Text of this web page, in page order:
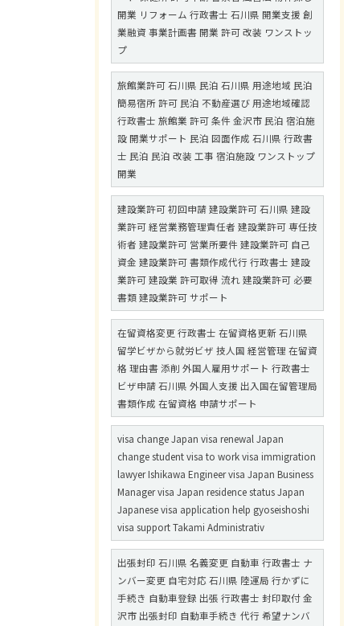
開業 リフォーム 行政書士 石川県 開業支援 創
業融資 事業計画書 開業 許可 改装 ワンストッ
プ
旅館業許可 石川県 民泊 石川県 用途地域 民泊
簡易宿所 許可 民泊 不動産選び 用途地域確認
行政書士 旅館業 許可 条件 金沢市 民泊 宿泊施
設 開業サポート 民泊 図面作成 石川県 行政書
士 民泊 民泊 改装 工事 宿泊施設 ワンストップ
開業
建設業許可 初回申請 建設業許可 石川県 建設
業許可 経営業務管理責任者 建設業許可 専任技
術者 建設業許可 営業所要件 建設業許可 自己
資金 建設業許可 書類作成代行 行政書士 建設
業許可 建設業 許可取得 流れ 建設業許可 必要
書類 建設業許可 サポート
在留資格変更 行政書士 在留資格更新 石川県
留学ビザから就労ビザ 技人国 経営管理 在留資
格 理由書 添削 外国人雇用サポート 行政書士
ビザ申請 石川県 外国人支援 出入国在留管理局
書類作成 在留資格 申請サポート
visa change Japan visa renewal Japan
change student visa to work visa immigration
lawyer Ishikawa Engineer visa Japan Business
Manager visa Japan residence status Japan
Japanese visa application help gyoseishoshi
visa support Takami Administrativ
出張封印 石川県 名義変更 自動車 行政書士 ナ
ンバー変更 自宅対応 石川県 陸運局 行かずに
手続き 自動車登録 出張 行政書士 封印取付 金
沢市 出張封印 自動車手続き 代行 希望ナンバ